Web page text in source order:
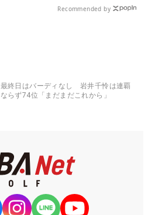
Recommended by
最終日はバーディなし 岩井千怜は連覇
ならず74位「まだまだこれから」